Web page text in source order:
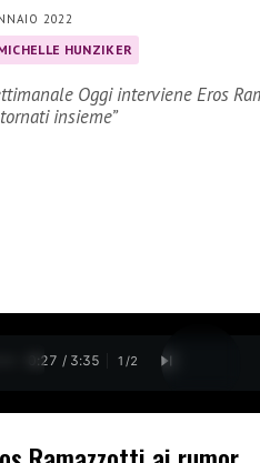
2022
HUNZIKER
Oggi interviene Eros
insieme”
0:28 / 3:35 1 /2